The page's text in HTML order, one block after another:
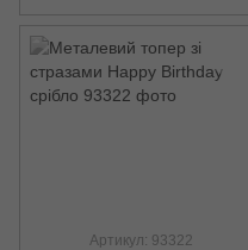
Артикул: 93322